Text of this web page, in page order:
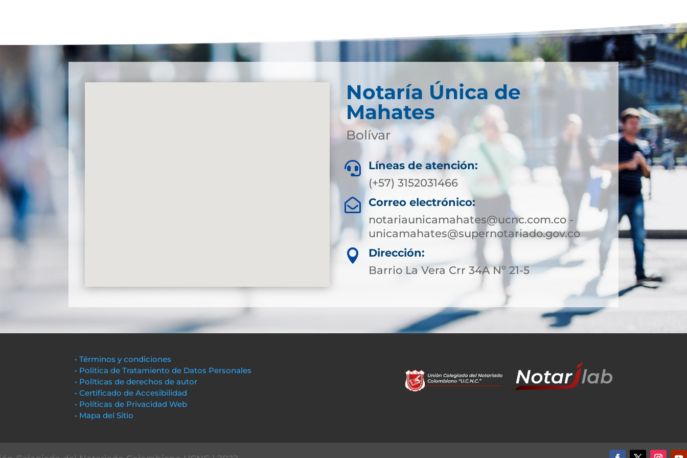
Notaría Única de
Mahates
Bolívar

Líneas de atención:
(+57) 3152031466

Correo electrónico:
notariaunicamahates@ucnc.com.co -
unicamahates@supernotariado.gov.co

Dirección:
Barrio La Vera Crr 34A Nº 21-5
• Términos y condiciones
• Política de Tratamiento de Datos Personales
• Políticas de derechos de autor
• Certificado de Accesibilidad
• Políticas de Privacidad Web
• Mapa del Sitio